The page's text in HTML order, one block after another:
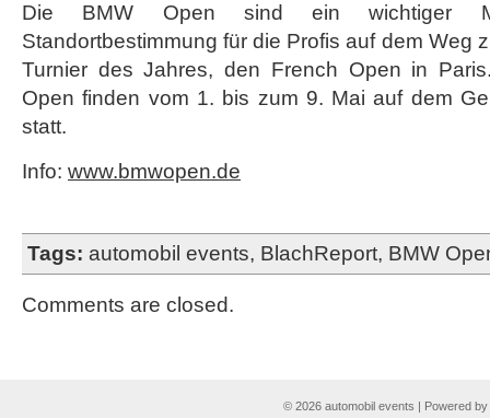
Die BMW Open sind ein wichtiger
Standortbestimmung für die Profis auf dem Weg
Turnier des Jahres, den French Open in
Open finden vom 1. bis zum 9. Mai auf dem
statt.
Info: www.bmwopen.de
Tags: automobil events, BlachReport, BMW
Comments are closed.
© 2026 automobil events | Powered by